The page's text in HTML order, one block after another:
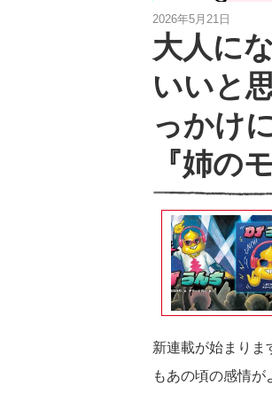
2026年5月21日
大人に
いいと
っかけ
『姉の
新連載が始まりま
もあの頃の感情